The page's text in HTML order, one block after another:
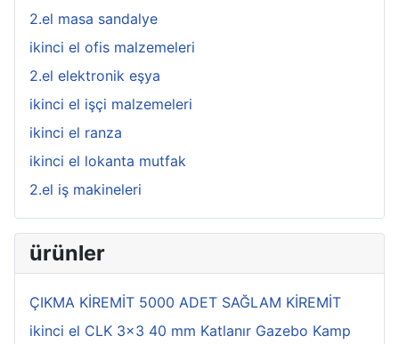
2.el masa sandalye
ikinci el ofis malzemeleri
2.el elektronik eşya
ikinci el işçi malzemeleri
ikinci el ranza
ikinci el lokanta mutfak
2.el iş makineleri
ürünler
ÇIKMA KİREMİT 5000 ADET SAĞLAM KİREMİT
ikinci el CLK 3x3 40 mm Katlanır Gazebo Kamp